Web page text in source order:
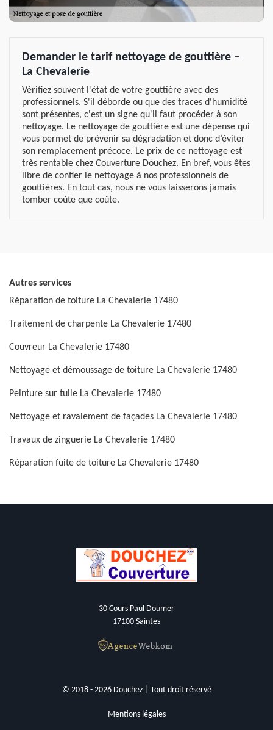
Demander le tarif nettoyage de gouttière –
La Chevalerie
Vérifiez souvent l'état de votre gouttière avec des
professionnels. S'il déborde ou que des traces d'humidité
sont présentes, c'est un signe qu'il faut procéder à son
nettoyage. Le nettoyage de gouttière est une dépense qui
vous permet de prévenir sa dégradation et donc d’éviter
son remplacement précoce. Le prix de ce nettoyage est
très rentable chez Couverture Douchez. En bref, vous êtes
libre de confier le nettoyage à nos professionnels de
gouttières. En tout cas, nous ne vous laisserons jamais
tomber coûte que coûte.
Autres services
Réparation de toiture La Chevalerie 17480
Traitement de charpente La Chevalerie 17480
Couvreur La Chevalerie 17480
Nettoyage et démoussage de toiture La Chevalerie 17480
Peinture sur tuile La Chevalerie 17480
Nettoyage et ravalement de façades La Chevalerie 17480
Travaux de zinguerie La Chevalerie 17480
Réparation fuite de toiture La Chevalerie 17480
30 Cours Paul Doumer
17100 Saintes
© 2018 - 2026 Douchez | Tout droit réservé
Mentions légales